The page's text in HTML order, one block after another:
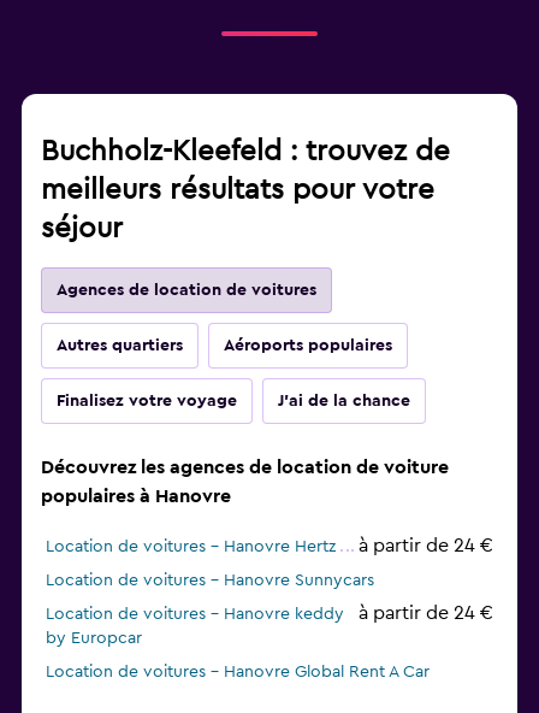
Buchholz-Kleefeld : trouvez de
meilleurs résultats pour votre
séjour
Agences de location de voitures
Autres quartiers Aéroports populaires
Finalisez votre voyage J'ai de la chance
Découvrez les agences de location de voiture
populaires à Hanovre
Location de voitures - Hanovre Hertz à partir de 24 €
Location de voitures - Hanovre Sunnycars
Location de voitures - Hanovre keddy
by Europcar
à partir de 24 €
Location de voitures - Hanovre Global Rent A Car